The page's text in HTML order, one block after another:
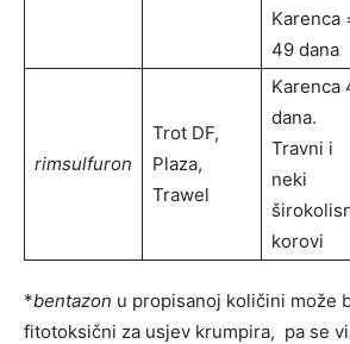
Karenca
49 dana
rimsulfuron
Trot DF,
Plaza,
Trawel
Karenca
dana.
Travni i
neki
korovi
*bentazon u propisanoj količini može
fitotoksični za usjev krumpira, pa se